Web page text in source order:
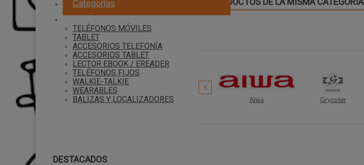
Categorías
TELÉFONOS MÓVILES
TABLET
ACCESORIOS TELEFONÍA
ACCESORIOS TABLET
LECTOR EBOOK / EREADER
TELÉFONOS FIJOS
WALKIE-TALKIE
WEARABLES
BALIZAS Y LOCALIZADORES
DESTACADOS
Aiwa Grycoter Comelec